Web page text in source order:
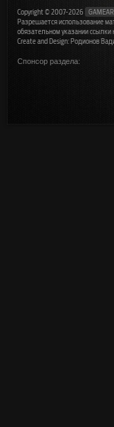
Copyright © 2007-2026
Разрешается использование
обязательном указании ссылки
Create and Design: Родионов
Спонсор раздела: